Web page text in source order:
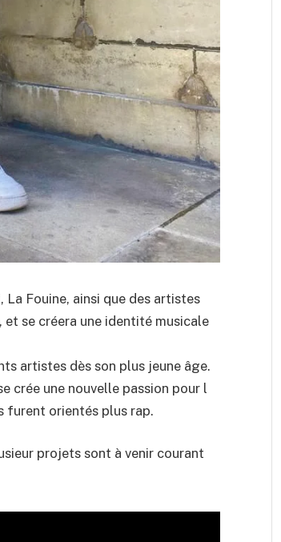
Fouine, ainsi que des artistes
se créera une identité musicale
artistes dès son plus jeune âge.
crée une nouvelle passion pour l
furent orientés plus rap.
projets sont à venir courant